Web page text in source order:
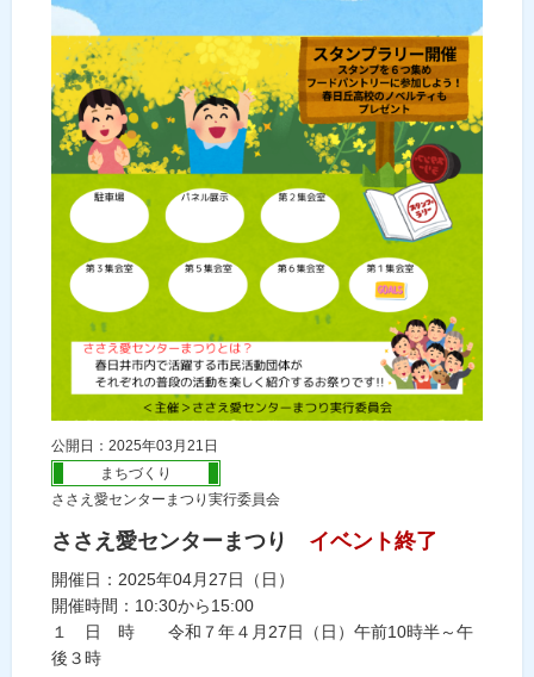
公開日：2025年03月21日
まちづくり
ささえ愛センターまつり実行委員会
ささえ愛センターまつり イベント終了
開催日：2025年04月27日（日）
開催時間：10:30から15:00
１ 日 時 令和７年４月27日（日）午前10時半～午
後３時